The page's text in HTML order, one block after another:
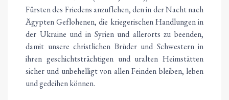
Fürsten des Friedens anzuflehen, den in der Nacht nach
Ägypten Geflohenen, die kriegerischen Handlungen in
der Ukraine und in Syrien und allerorts zu beenden,
damit unsere christlichen Brüder und Schwestern in
ihren geschichtsträchtigen und uralten Heimstätten
sicher und unbehelligt von allen Feinden bleiben, leben
und gedeihen können.